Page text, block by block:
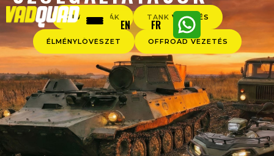
EN FR
QUAD TÚRÁK TANK VEZETÉS
ÉLMÉNYLÖVÉSZET OFFROAD VEZETÉS